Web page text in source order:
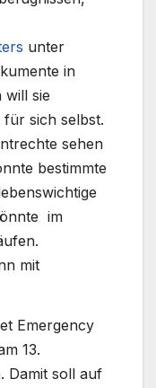
unter
in
sie
sich selbst.
sehen
bestimmte
im
mit
Emergency
13.
Damit soll auf